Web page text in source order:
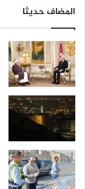
المضاف حديثا